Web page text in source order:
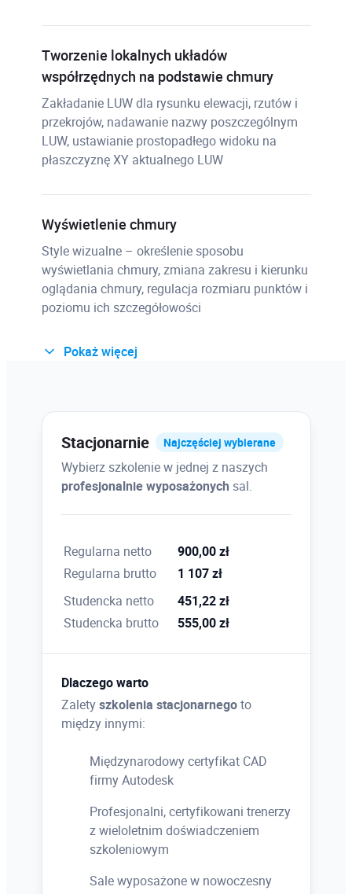
Tworzenie lokalnych układów
współrzędnych na podstawie chmury
Zakładanie LUW dla rysunku elewacji, rzutów i
przekrojów, nadawanie nazwy poszczególnym
LUW, ustawianie prostopadłego widoku na
płaszczyznę XY aktualnego LUW
Wyświetlenie chmury
Style wizualne – określenie sposobu
wyświetlania chmury, zmiana zakresu i kierunku
oglądania chmury, regulacja rozmiaru punktów i
poziomu ich szczegółowości
skanowania, koloru obiektu, normalny,
natężenia, poziomu i klasyfikacji), wpływ
oświetlenia na wyświetlanie chmury
Przycinanie chmury
Przycinanie prostokątne, wielobokiem i kołowe,
zapamiętywanie stanów przycięcia
Praca z płaszczyznami przekroju
Tworzenie płaszczyzny przekroju, oznaczenie
włączonego przekroju, zastosowanie płaszczyzn
przekroju do przycięcia chmury w celu tworzenia
rysunku 2D, ustawienie parametrów dla
automatycznego generowania rysunków 2D
Tworzenie nazwanego widoku z określoną
widocznością warstw, płaszczyzną przekroju i
przycięciem chmury w wybranym obszarze
Pokaż więcej
Stacjonarnie Najczęściej wybierane
Wybierz szkolenie w jednej z naszych
profesjonalnie wyposażonych sal.
Regularna netto
900,00 zł
Regularna brutto
1 107 zł
Studencka netto
451,22 zł
Studencka brutto
555,00 zł
Dlaczego warto
Zaletyszkolenia stacjonarnegoto
między innymi:
Międzynarodowy certyfikat CAD
firmy Autodesk
Profesjonalni, certyfikowani trenerzy
z wieloletnim doświadczeniem
szkoleniowym
Sale wyposażone w nowoczesny